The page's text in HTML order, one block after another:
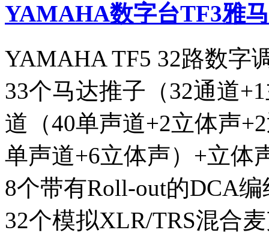
YAMAHA数字台TF3雅
YAMAHA TF5 32路数字
33个马达推子（32通道
道（40单声道+2立体声
单声道+6立体声）+立体
8个带有Roll-out的DCA编
32个模拟XLR/TRS混合